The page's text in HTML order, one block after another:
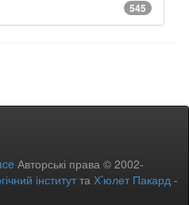
545
Авторські права © 2002-
інститутта Х’юлет Пакард -